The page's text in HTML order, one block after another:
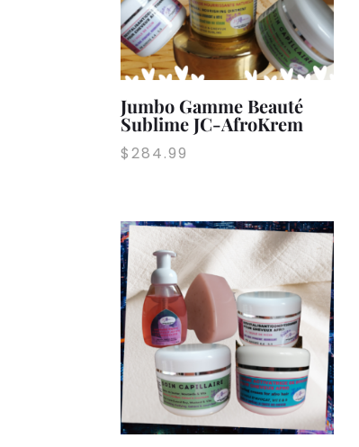
Jumbo Gamme Beauté
Sublime JC-AfroKrem
$284.99